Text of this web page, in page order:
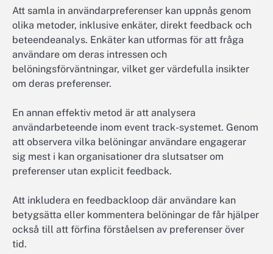
Att samla in användarpreferenser kan uppnås genom
olika metoder, inklusive enkäter, direkt feedback och
beteendeanalys. Enkäter kan utformas för att fråga
användare om deras intressen och
belöningsförväntningar, vilket ger värdefulla insikter
om deras preferenser.
En annan effektiv metod är att analysera
användarbeteende inom event track-systemet. Genom
att observera vilka belöningar användare engagerar
sig mest i kan organisationer dra slutsatser om
preferenser utan explicit feedback.
Att inkludera en feedbackloop där användare kan
betygsätta eller kommentera belöningar de får hjälper
också till att förfina förståelsen av preferenser över
tid.